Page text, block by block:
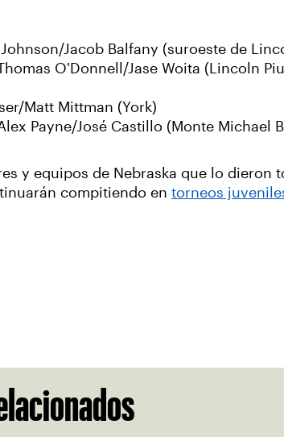
Jacob Balfany (suroeste de
O'Donnell/Jase Woita (Lincoln
Matt Mittman (York)
Payne/José Castillo (Monte Michael
y equipos de Nebraska que lo
compitiendo en torneos